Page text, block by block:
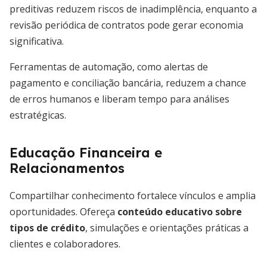
preditivas reduzem riscos de inadimplência, enquanto a
revisão periódica de contratos pode gerar economia
significativa.
Ferramentas de automação, como alertas de
pagamento e conciliação bancária, reduzem a chance
de erros humanos e liberam tempo para análises
estratégicas.
Educação Financeira e
Relacionamentos
Compartilhar conhecimento fortalece vínculos e amplia
oportunidades. Ofereça conteúdo educativo sobre
tipos de crédito, simulações e orientações práticas a
clientes e colaboradores.